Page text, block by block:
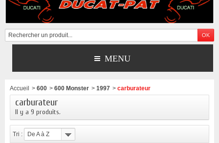
MENU
Accueil > 600 > 600 Monster > 1997 > carburateur
carburateur
Il y a 9 produits.
Tri : De A à Z